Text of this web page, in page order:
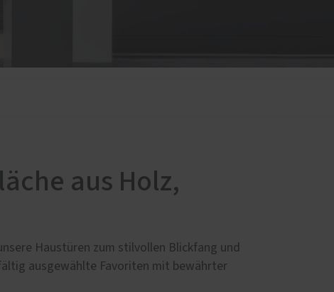
aus Holz,
Haustüren zum stilvollen Blickfang und
ausgewählte Favoriten mit bewährter